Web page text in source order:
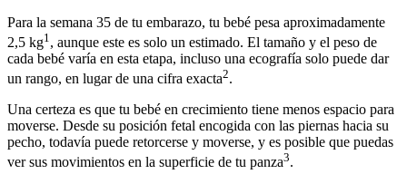
Para la semana 35 de tu embarazo, tu bebé pesa aproximadamente
2,5 kg1 , aunque este es solo un estimado. El tamaño y el peso de
cada bebé varía en esta etapa, incluso una ecografía solo puede dar
un rango, en lugar de una cifra exacta2.
Una certeza es que tu bebé en crecimiento tiene menos espacio para
moverse. Desde su posición fetal encogida con las piernas hacia su
pecho, todavía puede retorcerse y moverse, y es posible que puedas
ver sus movimientos en la superficie de tu panza3.